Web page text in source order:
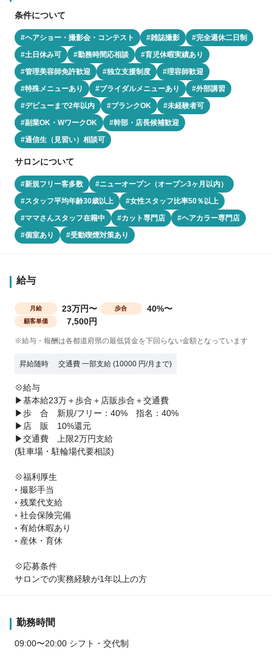
条件について
#ヘアショー・撮影会・コンテスト #雑誌撮影
#完全週休二日制
#土日休み可
#勤務時間応相談
#育児休暇実績あり
#管理美容師免許歓迎
#独立支援制度
#理容師歓迎
#特殊メニューあり
#ブライダルメニューあり
#外部講習
#デビューまで2年以内
#ブランクOK
#未経験者可
#副業OK・WワークOK
#幹部・店長候補歓迎
#通信生（見習い）相談可
サロンについて
#新規フリー客多数
#ニューオープン（オープン3ヶ月以内）
#スタッフ平均年齢30歳以上
#女性スタッフ比率50％以上
#ママさんスタッフ在籍中
#カット専門店
#ヘアカラー専門店
#個室あり
#受動喫煙対策あり
給与
月給 23万円〜 歩合 40%〜
顧客単価 7,500円
※給与・報酬は各都道府県の最低賃金を下回らない金額となっています
昇給随時 交通費 一部支給 (10000 円/月まで)
💠給与
▶基本給23万＋歩合＋店販歩合＋交通費
▶歩 合 新規/フリー：40% 指名：40%
▶店 販 10%還元
▶交通費 上限2万円支給
(駐車場・駐輪場代要相談)
💠福利厚生
◦ 撮影手当
◦ 残業代支給
◦ 社会保険完備
◦ 有給休暇あり
◦ 産休・育休
💠応募条件
サロンでの実務経験が1年以上の方
勤務時間
09:00〜20:00 シフト・交代制